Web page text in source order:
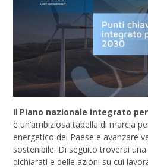
Il Piano nazionale integrato
è un’ambiziosa tabella di marcia
energetico del Paese e avanzare
sostenibile. Di seguito troverai
dichiarati e delle azioni su cui